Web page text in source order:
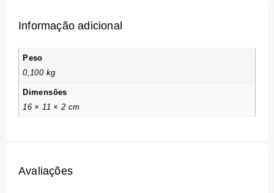
Informação adicional
Peso
0,100 kg
Dimensões
16 × 11 × 2 cm
Avaliações